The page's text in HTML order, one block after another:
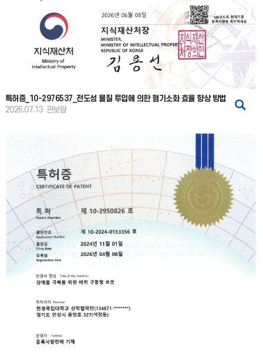
특허증_10-2976537_전도성 물질 투입에 의한 혐기소화 효율 향상 방법
2026.07.13 권보람